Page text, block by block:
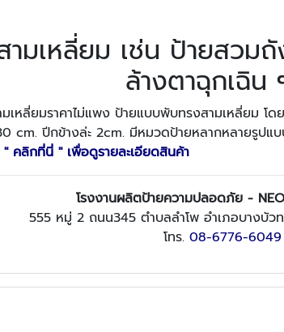
มเหลี่ยม เช่น ป้ายสว
ล้างตาฉุกเฉิน
เหลี่ยมราคาไม่แพง ป้ายแบบพับทรงสามเหลี่ยม โ
cm. ปีกข้างล่ะ 2cm. มีหมวดป้ายหลากหลายรูปแ
" คลิกที่นี่ " เพื่อดูรายละเอียดสินค้า
โรงงานผลิตป้ายความปลอดภัย - NEO
555 หมู่ 2 ถนน345 ตำบลลำโพ อำเภอบางบัว
โทร. 08-6776-6049